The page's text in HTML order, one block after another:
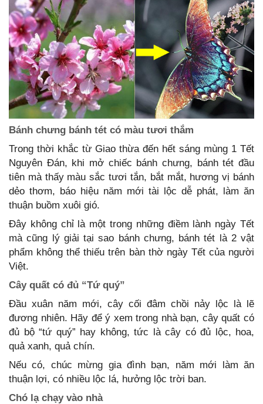
Bánh chưng bánh tét có màu tươi thắm
Trong thời khắc từ Giao thừa đến hết sáng mùng 1 Tết
Nguyên Đán, khi mở chiếc bánh chưng, bánh tét đầu
tiên mà thấy màu sắc tươi tắn, bắt mắt, hương vị bánh
dẻo thơm, báo hiệu năm mới tài lộc dễ phát, làm ăn
thuận buồm xuôi gió.
Đây không chỉ là một trong những điềm lành ngày Tết
mà cũng lý giải tại sao bánh chưng, bánh tét là 2 vật
phẩm không thể thiếu trên bàn thờ ngày Tết của người
Việt.
Cây quất có đủ “Tứ quý”
Đầu xuân năm mới, cây cối đâm chồi nảy lộc là lẽ
đương nhiên. Hãy để ý xem trong nhà bạn, cây quất có
đủ bộ “tứ quý” hay không, tức là cây có đủ lộc, hoa,
quả xanh, quả chín.
Nếu có, chúc mừng gia đình bạn, năm mới làm ăn
thuận lợi, có nhiều lộc lá, hưởng lộc trời ban.
Chó lạ chạy vào nhà